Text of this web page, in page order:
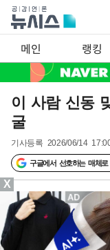
메인 랭킹
이 사람 신동
굴
기사등록 2026/06/14
구글에서 선호하는 매체로
X